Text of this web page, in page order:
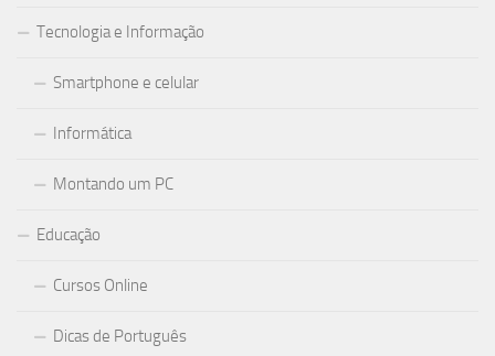
Tecnologia e Informação
Smartphone e celular
Informática
Montando um PC
Educação
Cursos Online
Dicas de Português